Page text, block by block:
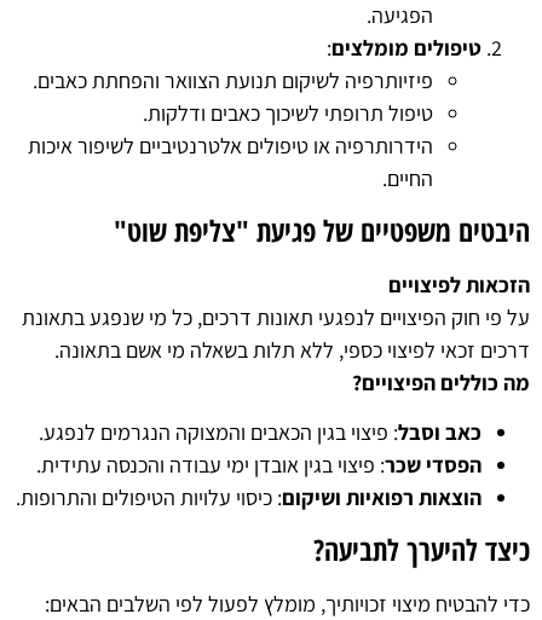
הפגיעה.
טיפולים מומלצים:
פיזיותרפיה לשיקום תנועת הצוואר והפחתת כאבים.
טיפול תרופתי לשיכוך כאבים ודלקות.
הידרותרפיה או טיפולים אלטרנטיביים לשיפור איכות
החיים.
היבטים משפטיים של פגיעת "צליפת שוט"
הזכאות לפיצויים
על פי חוק הפיצויים לנפגעי תאונות דרכים, כל מי שנפגע בתאונת
דרכים זכאי לפיצוי כספי, ללא תלות בשאלה מי אשם בתאונה.
מה כוללים הפיצויים?
כאב וסבל: פיצוי בגין הכאבים והמצוקה הנגרמים לנפגע.
הפסדי שכר: פיצוי בגין אובדן ימי עבודה והכנסה עתידית.
הוצאות רפואיות ושיקום: כיסוי עלויות הטיפולים והתרופות.
כיצד להיערך לתביעה?
כדי להבטיח מיצוי זכויותיך, מומלץ לפעול לפי השלבים הבאים: